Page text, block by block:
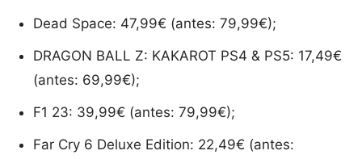
Dead Space: 47,99€ (antes: 79,99€);
DRAGON BALL Z: KAKAROT PS4 & PS5: 17,49€
(antes: 69,99€);
F1 23: 39,99€ (antes: 79,99€);
Far Cry 6 Deluxe Edition: 22,49€ (antes: